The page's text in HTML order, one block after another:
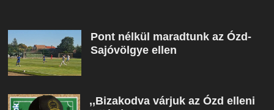
Pont nélkül maradtunk az Ózd-
Sajóvölgye ellen
,,Bizakodva várjuk az Ózd elleni